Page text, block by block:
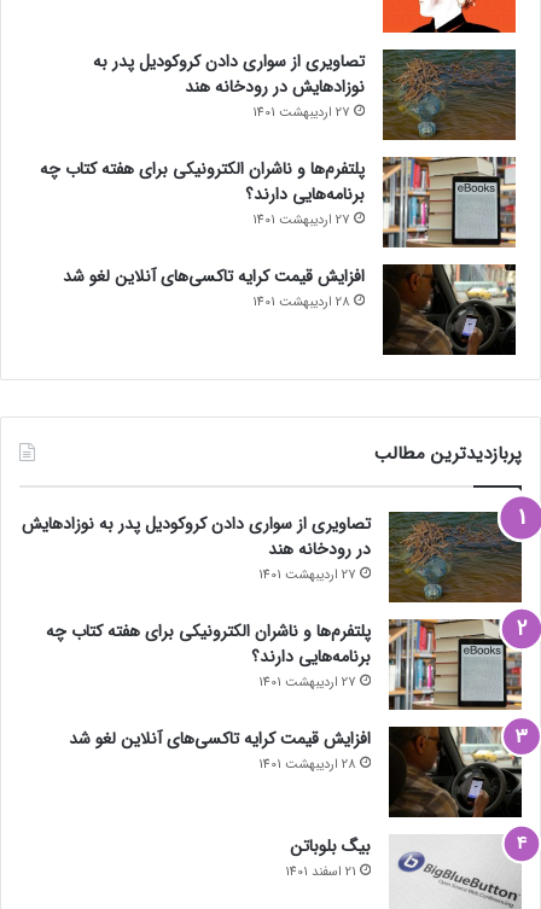
تصاویری از سواری دادن کروکودیل پدر به
نوزادهایش در رودخانه هند
27 اردیبهشت 1401
پلتفرم‌ها و ناشران الکترونیکی برای هفته کتاب چه
برنامه‌هایی دارند؟
27 اردیبهشت 1401
افزایش قیمت کرایه تاکسی‌های آنلاین لغو شد
28 اردیبهشت 1401
پربازدیدترین مطالب
تصاویری از سواری دادن کروکودیل پدر به نوزادهایش
در رودخانه هند
27 اردیبهشت 1401
پلتفرم‌ها و ناشران الکترونیکی برای هفته کتاب چه
برنامه‌هایی دارند؟
27 اردیبهشت 1401
افزایش قیمت کرایه تاکسی‌های آنلاین لغو شد
28 اردیبهشت 1401
بیگ بلوباتن
21 اسفند 1401